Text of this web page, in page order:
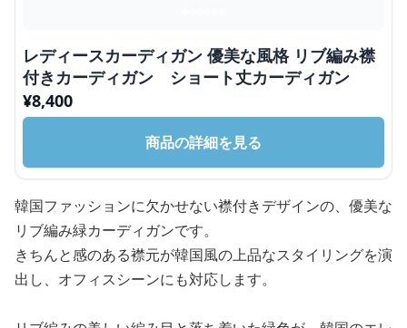
レディースカーディガン 優美な風格 リブ編み襟
付きカーディガン ショート丈カーディガン
¥8,400
商品の詳細を見る
韓国ファッションに欠かせない襟付きデザインの、優美な
リブ編み緑カーディガンです。
きちんと感のある襟元が韓国風の上品なスタイリングを演
出し、オフィスシーンにも対応します。